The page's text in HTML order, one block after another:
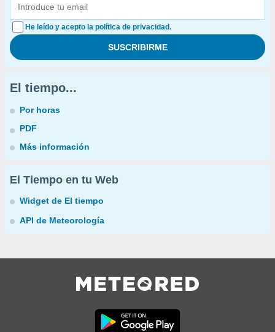
He leído y acepto la política de privacidad.
El tiempo...
Por horas
PDF
Más información
El Tiempo en tu Web
Widget de El tiempo
API de Meteorología